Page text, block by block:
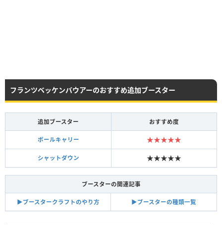
フランツベッケンバウアーのおすすめ追加ブースター
追加ブースター おすすめ度
ボールキャリー ★★★★★
シャットダウン ★★★★★
ブースターの関連記事
▶︎ブースタークラフトのやり方 ▶︎ブースターの種類一覧